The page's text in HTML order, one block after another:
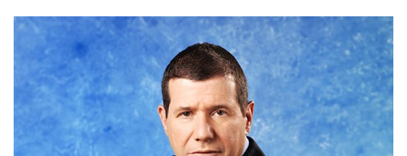
ומחקרים
דעות
רכילות
עסקית